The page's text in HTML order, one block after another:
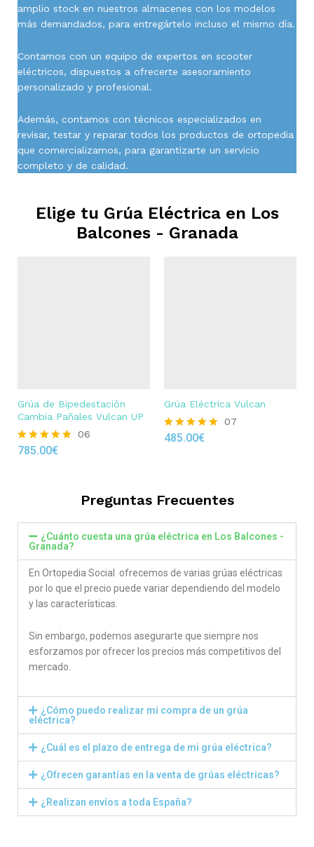
amplio stock en nuestros almacenes con los modelos
más demandados, para entregártelo incluso el mismo día.
Contamos con un equipo de expertos en scooter
eléctricos, dispuestos a ofrecerte asesoramiento
personalizado y profesional.
Además, contamos con técnicos especializados en
revisar, testar y reparar todos los productos de ortopedia
que comercializamos, para garantizarte un servicio
completo y de calidad.
Elige tu Grúa Eléctrica en Los
Balcones - Granada
Grúa de Bipedestación
Cambia Pañales Vulcan UP
Rated
06
785.00€
Grúa Eléctrica Vulcan
Rated
07
485.00€
Preguntas Frecuentes
¿Cuánto cuesta una grúa eléctrica en Los Balcones -
Granada?
En Ortopedia Social ofrecemos de varias grúas eléctricas
por lo que el precio puede variar dependiendo del modelo
y las características.
Sin embargo, podemos asegurarte que siempre nos
esforzamos por ofrecer los precios más competitivos del
mercado.
¿Cómo puedo realizar mi compra de un grúa
eléctrica?
¿Cuál es el plazo de entrega de mi grúa eléctrica?
¿Ofrecen garantías en la venta de grúas eléctricas?
¿Realizan envíos a toda España?